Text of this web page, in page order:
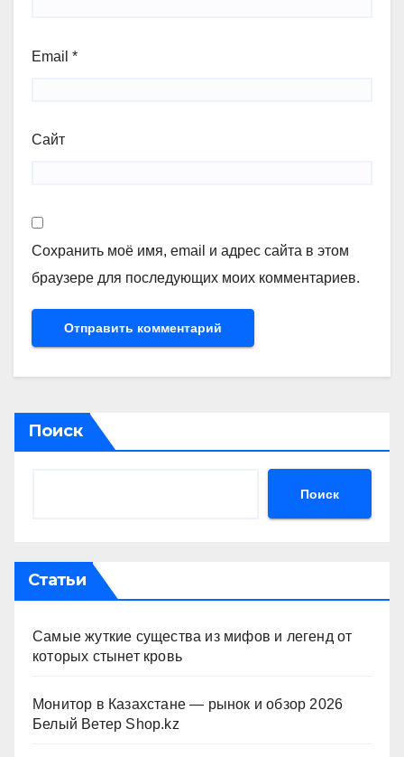
Email *
Сайт
Сохранить моё имя, email и адрес сайта в этом
браузере для последующих моих комментариев.
Поиск
Поиск
Статьи
Самые жуткие существа из мифов и легенд от
которых стынет кровь
Монитор в Казахстане — рынок и обзор 2026
Белый Ветер Shop.kz